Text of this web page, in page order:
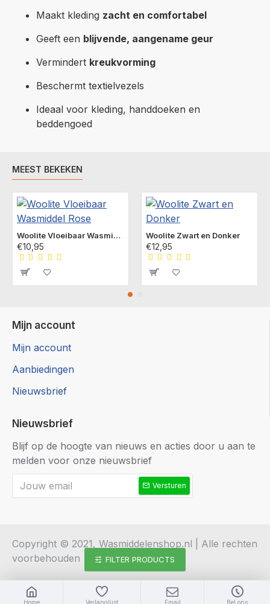
Maakt kleding zacht en comfortabel
Geeft een blijvende, aangename geur
Vermindert kreukvorming
Beschermt textielvezels
Ideaal voor kleding, handdoeken en
beddengoed
MEEST BEKEKEN
Woolite Vloeibaar Wasmiddel Rose
€10,95
Woolite Zwart en Donker
€12,95
Mijn account
Mijn account
Aanbiedingen
Nieuwsbrief
Nieuwsbrief
Blijf op de hoogte van nieuws en acties door u aan te
melden voor onze nieuwsbrief
Versturen
Copyright © 2021, Wasmiddelenshop.nl | Alle rechten
voorbehouden
Home Verlanglijst Email Bel ons
FILTER PRODUCTS